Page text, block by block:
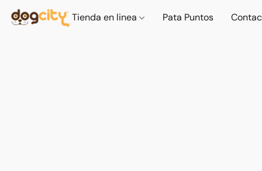
Tienda en linea Pata Puntos